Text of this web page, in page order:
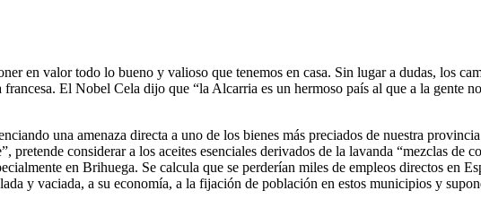
en valor todo lo bueno y valioso que tenemos en casa. Sin lugar a dudas, los
El Nobel Cela dijo que “la Alcarria es un hermoso país al que a la gente
una amenaza directa a uno de los bienes más preciados de nuestra
pretende considerar a los aceites esenciales derivados de la lavanda “mezclas de
en Brihuega. Se calcula que se perderían miles de empleos directos en
y vaciada, a su economía, a la fijación de población en estos municipios y